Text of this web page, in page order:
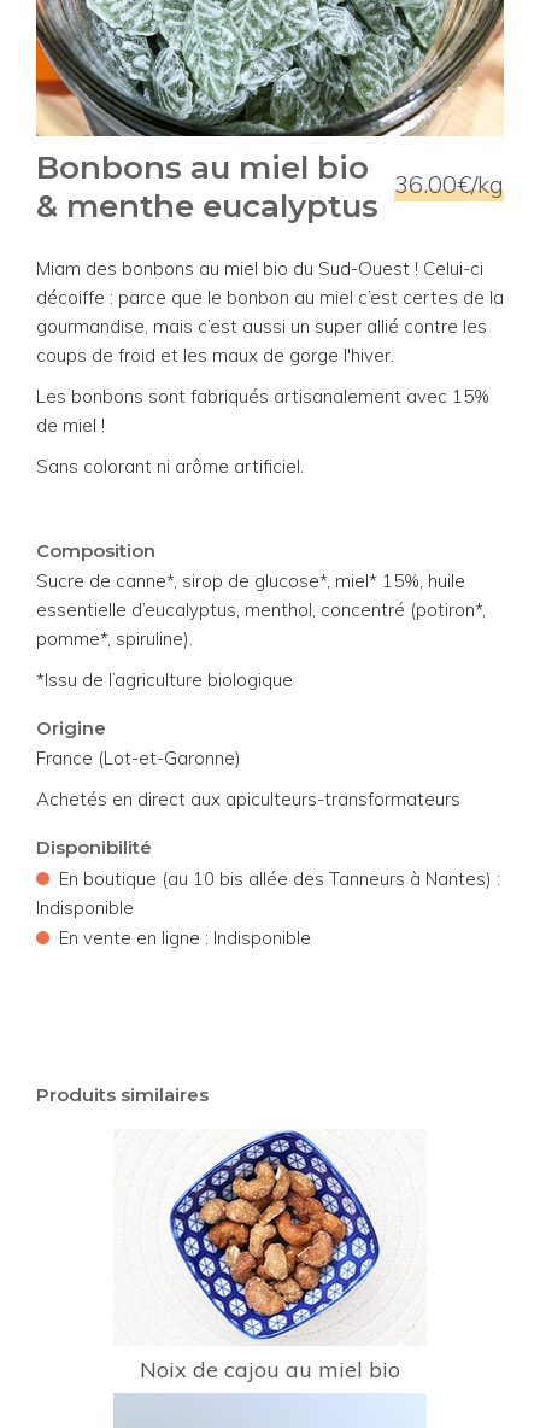
36.00€/kg
Bonbons au miel bio
& menthe eucalyptus
Miam des bonbons au miel bio du Sud-Ouest ! Celui-ci
décoiffe : parce que le bonbon au miel c’est certes de la
gourmandise, mais c’est aussi un super allié contre les
coups de froid et les maux de gorge l'hiver.
Les bonbons sont fabriqués artisanalement avec 15%
de miel !
Sans colorant ni arôme artificiel.
Composition
Sucre de canne*, sirop de glucose*, miel* 15%, huile
essentielle d’eucalyptus, menthol, concentré (potiron*,
pomme*, spiruline).
*Issu de l’agriculture biologique
Origine
France (Lot-et-Garonne)
Achetés en direct aux apiculteurs-transformateurs
Disponibilité
• En boutique (au 10 bis allée des Tanneurs à Nantes) :
Indisponible
• En vente en ligne : Indisponible
Produits similaires
Noix de cajou au miel bio